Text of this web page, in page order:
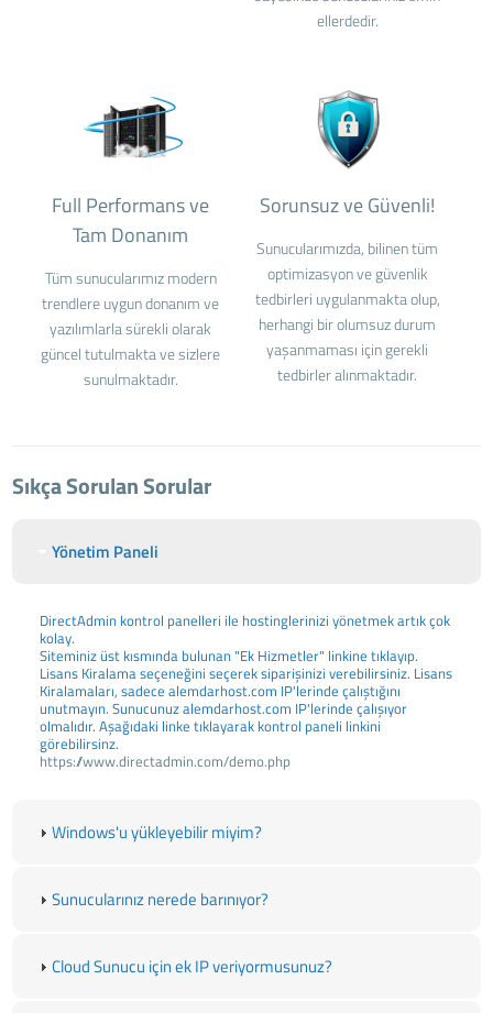
ellerdedir.
Full Performans ve
Tam Donanım
Tüm sunucularımız modern
trendlere uygun donanım ve
yazılımlarla sürekli olarak
güncel tutulmakta ve sizlere
sunulmaktadır.
Sorunsuz ve Güvenli!
Sunucularımızda, bilinen tüm
optimizasyon ve güvenlik
tedbirleri uygulanmakta olup,
herhangi bir olumsuz durum
yaşanmaması için gerekli
tedbirler alınmaktadır.
Sıkça Sorulan Sorular
Yönetim Paneli
DirectAdmin kontrol panelleri ile hostinglerinizi yönetmek artık çok
kolay.
Siteminiz üst kısmında bulunan "Ek Hizmetler" linkine tıklayıp.
Lisans Kiralama seçeneğini seçerek siparişinizi verebilirsiniz. Lisans
Kiralamaları, sadece alemdarhost.com IP'lerinde çalıştığını
unutmayın. Sunucunuz alemdarhost.com IP'lerinde çalışıyor
olmalıdır. Aşağıdaki linke tıklayarak kontrol paneli linkini
görebilirsinz.
https://www.directadmin.com/demo.php
Windows'u yükleyebilir miyim?
Sunucularınız nerede barınıyor?
Cloud Sunucu için ek IP veriyormusunuz?